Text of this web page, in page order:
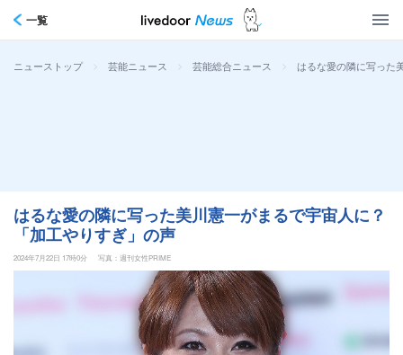
一覧
ニューストップ > 芸能ニュース > 芸能総合ニュース > はるな愛の隣に写った
はるな愛の隣に写った美川憲一がまるで宇宙人に？
「加工やりすぎ」の声
2024年7月22日 17時0分 写真：週刊女性PRIME